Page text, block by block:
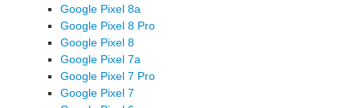
Google Pixel 8a
Google Pixel 8 Pro
Google Pixel 8
Google Pixel 7a
Google Pixel 7 Pro
Google Pixel 7